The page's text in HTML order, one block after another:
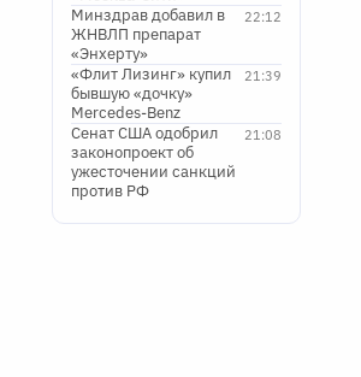
22:12
Минздрав добавил в
ЖНВЛП препарат
«Энхерту»
21:39
«Флит Лизинг» купил
бывшую «дочку»
Mercedes-Benz
21:08
Сенат США одобрил
законопроект об
ужесточении санкций
против РФ